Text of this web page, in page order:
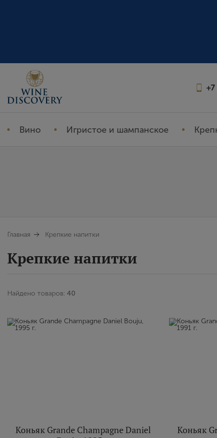
+7
Вино Игристое и шампанское
Главная Крепкие напитки
Крепкие напитки
Найдено товаров: 40
Коньяк Grande Champagne Daniel
Коньяк